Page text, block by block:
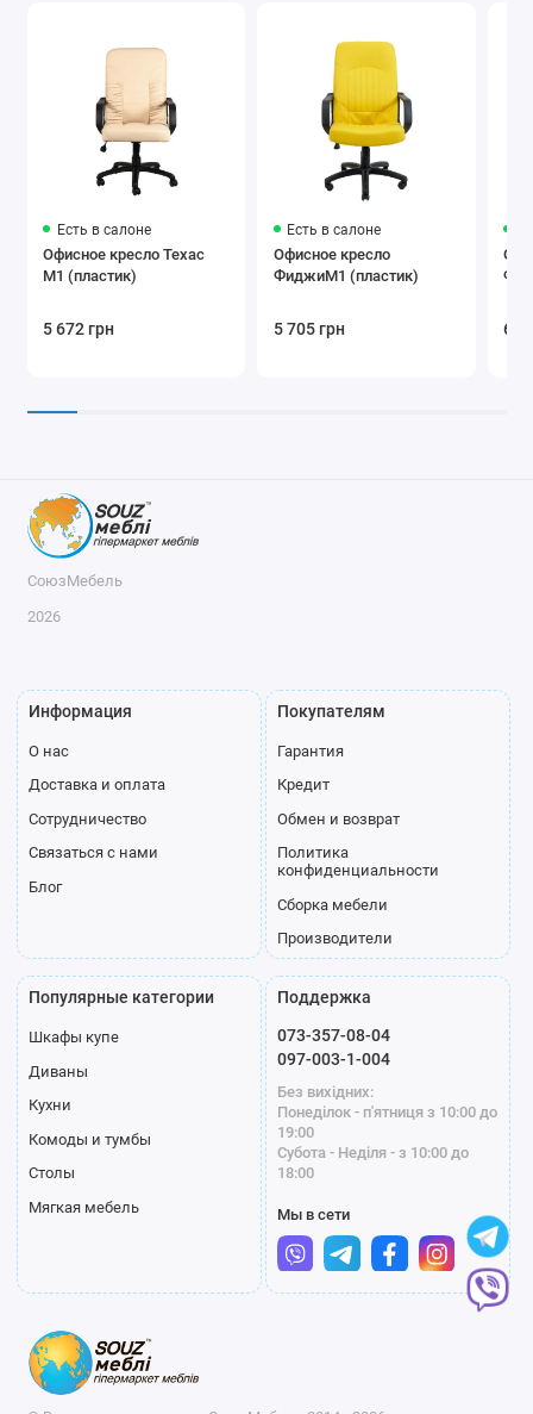
Есть в салоне
Офисное кресло Техас
M1 (пластик)
5 672 грн
Есть в салоне
Офисное кресло
ФиджиM1 (пластик)
5 705 грн 6
СоюзМебель
2026
Информация
О нас
Доставка и оплата
Сотрудничество
Связаться с нами
Блог
Покупателям
Гарантия
Кредит
Обмен и возврат
Политика
конфиденциальности
Сборка мебели
Производители
Популярные категории
Шкафы купе
Диваны
Кухни
Комоды и тумбы
Столы
Мягкая мебель
Поддержка
073-357-08-04
097-003-1-004
Без вихідних:
Понеділок - п'ятниця з 10:00 до
19:00
Субота - Неділя - з 10:00 до
18:00
Мы в сети